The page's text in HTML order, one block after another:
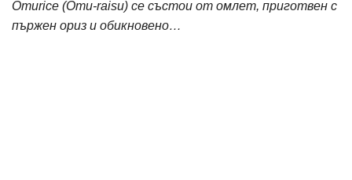
Omurice (Omu-raisu) се състои от омлет, приготвен с
пържен ориз и обикновено…